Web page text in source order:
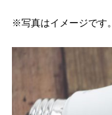
※写真はイメージです。